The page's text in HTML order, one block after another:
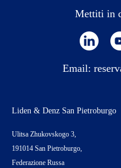
Mettiti in
Email:
Liden & Denz San Pietroburgo
Ulitsa Zhukovskogo 3,
191014 San Pietroburgo,
Federazione Russa